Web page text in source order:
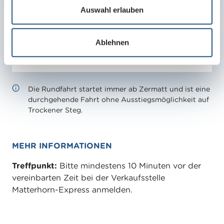
Auswahl erlauben
Ablehnen
Zermatt - Trockener Steg - Zermatt
pro Gondel (max. 4 Personen)
CHF 150.00
Die Rundfahrt startet immer ab Zermatt und ist eine
durchgehende Fahrt ohne Ausstiegsmöglichkeit auf
Trockener Steg.
MEHR INFORMATIONEN
Treffpunkt: Bitte mindestens 10 Minuten vor der
vereinbarten Zeit bei der Verkaufsstelle
Matterhorn-Express anmelden.